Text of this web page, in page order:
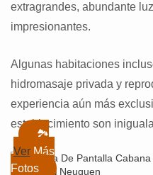
extragrandes, abundante
impresionantes.
Algunas habitaciones
hidromasaje privada y
experiencia aún más
establecimiento son
🏞️
VerMás
Fotos